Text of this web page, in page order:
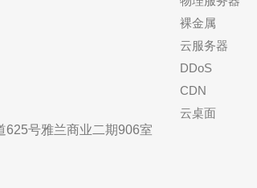
625号雅兰商业二期906室
裸金属
云服务器
DDoS
CDN
云桌面